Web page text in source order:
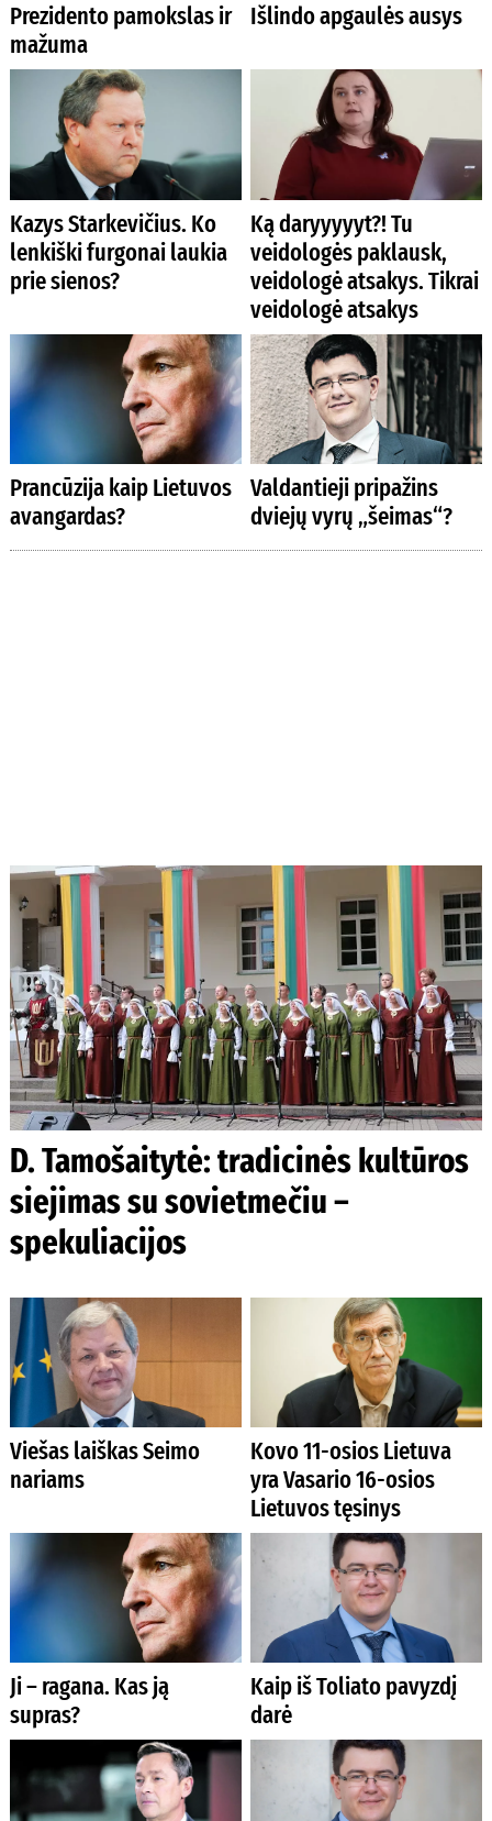
Prezidento pamokslas ir
mažuma
Išlindo apgaulės ausys
Kazys Starkevičius. Ko
lenkiški furgonai laukia
prie sienos?
Ką daryyyyyt?! Tu
veidologės paklausk,
veidologė atsakys. Tikrai
veidologė atsakys
Prancūzija kaip Lietuvos
avangardas?
Valdantieji pripažins
dviejų vyrų „šeimas“?
D. Tamošaitytė: tradicinės kultūros
siejimas su sovietmečiu –
spekuliacijos
Viešas laiškas Seimo
nariams
Kovo 11-osios Lietuva
yra Vasario 16-osios
Lietuvos tęsinys
Ji – ragana. Kas ją
supras?
Kaip iš Toliato pavyzdį
darė